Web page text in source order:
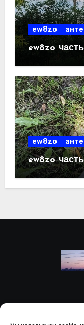
ew8zo
ew8zo
ew8zo
ew8zo